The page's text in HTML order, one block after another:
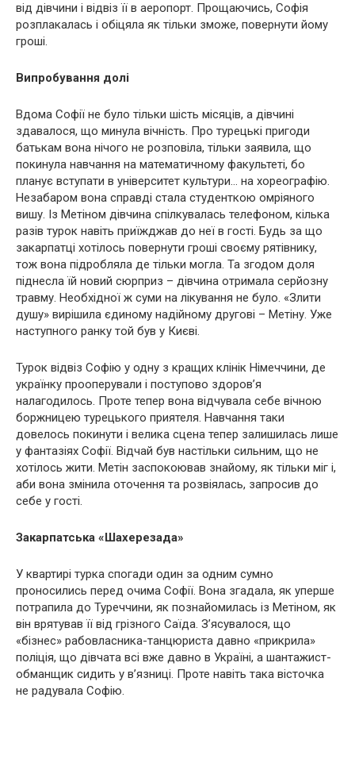
від дівчини і відвіз її в аеропорт. Прощаючись, Софія
розплакалась і обіцяла як тільки зможе, повернути йому
гроші.
Випробування долі
Вдома Софії не було тільки шість місяців, а дівчині
здавалося, що минула вічність. Про турецькі пригоди
батькам вона нічого не розповіла, тільки заявила, що
покинула навчання на математичному факультеті, бо
планує вступати в університет культури… на хореографію.
Незабаром вона справді стала студенткою омріяного
вишу. Із Метіном дівчина спілкувалась телефоном, кілька
разів турок навіть приїжджав до неї в гості. Будь за що
закарпатці хотілось повернути гроші своєму рятівнику,
тож вона підробляла де тільки могла. Та згодом доля
піднесла їй новий сюрприз – дівчина отримала серйозну
тpавму. Необхідної ж суми на лікування не було. «Злити
душу» вирішила єдиному надійному другові – Метіну. Уже
наступного ранку той був у Києві.
Турок відвіз Софію у одну з кращих клінік Німеччини, де
українку пpoоперували і поступово здоров’я
налагодилось. Проте тепер вона відчувала себе вічною
боржницею турецького приятеля. Навчання таки
довелось покинути і велика сцена тепер залишилась лише
у фантазіях Софії. Відчай був настільки сильним, що не
хотілось жити. Метін заспокоював знайому, як тільки міг і,
аби вона змінила оточення та розвіялась, запросив до
себе у гості.
Закарпатська «Шахерезада»
У квартирі турка спогади один за одним сумно
проносились перед очима Софії. Вона згадала, як уперше
потрапила до Туреччини, як познайомилась із Метіном, як
він врятував її від грізного Саїда. З’ясувалося, що
«бізнес» рабовласника-танцюриста давно «прикрила»
поліція, що дівчата всі вже давно в Україні, а шантажист-
обманщик сидить у в’язниці. Проте навіть така вісточка
не радувала Софію.